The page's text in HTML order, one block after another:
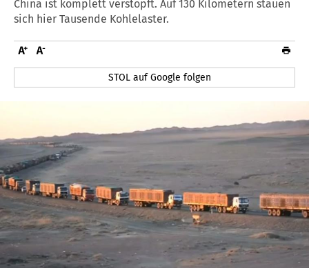
China ist komplett verstopft. Auf 130 Kilometern stauen
sich hier Tausende Kohlelaster.
STOL auf Google folgen